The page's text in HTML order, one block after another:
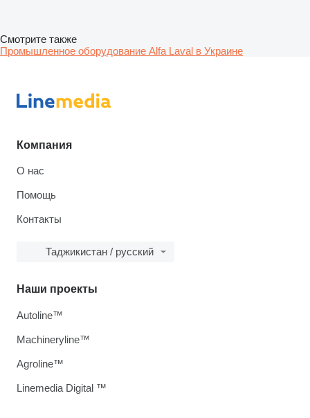
Смотрите также
Промышленное оборудование Alfa Laval в Украине
Компания
О нас
Помощь
Контакты
Таджикистан / русский
Наши проекты
Autoline™
Machineryline™
Agroline™
Linemedia Digital ™